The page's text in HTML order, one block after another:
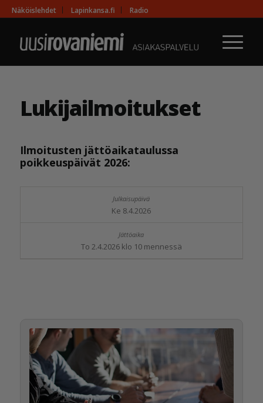
Näköislehdet Lapinkansa.fi Radio
Lukijailmoitukset
Ilmoitusten jättöaikataulussa
poikkeuspäivät 2026:
Ke 8.4.2026
To 2.4.2026 klo 10 mennessä